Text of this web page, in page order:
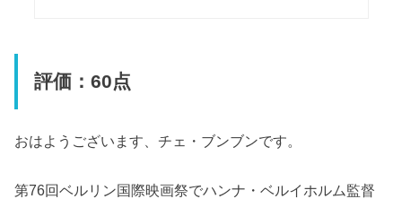
評価：60点
おはようございます、チェ・ブンブンです。
第76回ベルリン国際映画祭でハンナ・ベルイホルム監督